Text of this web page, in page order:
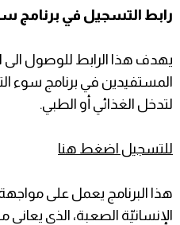
رابط التسجيل في برنامج
يهدف هذا الرابط للوصول
المستفيدين في برنامج سوء
لتدخل الغذائي أو الطبي.
للتسجيل اضغط هنا
هذا البرنامج يعمل على
الإنسانيّة الصعبة، الذي